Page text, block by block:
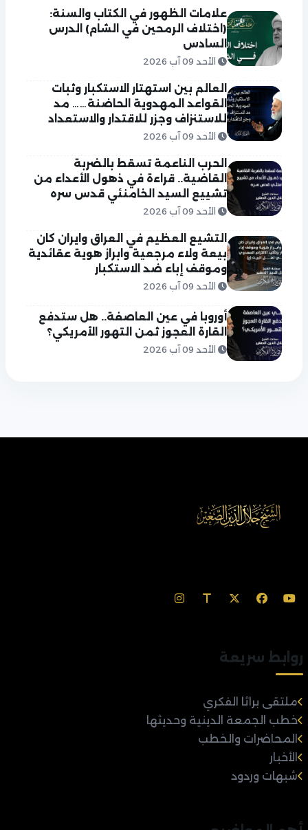
علامات الظهور في الكتاب والسنة:
(اختلاف الرمحين في الشام) الدرس
السادس
الأحد 09 آب 2026
العالم بين استهتار الاستكبار وثبات
القواعد المهدوية الحاضنة…… مد
للاستنزاف وجزر للاقتدار والاستعداد
الأحد 09 آب 2026
الحرب الناعمة تسقط بالضربة
القاضية.. قراءة في ذهول الأعداء من
تشييع السيد الخامنئي قدس سره
الأحد 09 آب 2026
التشيع العظيم في العراق وايران كان
بيعة ولاء مرجعية وابراز هوية عقائدية
وموقف إباء ضد الاستكبار
الأحد 09 آب 2026
أوروبا في عين العاصفة.. هل ستدفع
القارة العجوز ثمن التهور الأمريكي؟
الأحد 09 آب 2026
روابط سريعة
ملتقى براثا الفكري
خطب الجمعة الدينية وحديثها
المحاضرات والخطب
الأخبار
شبهات وردود